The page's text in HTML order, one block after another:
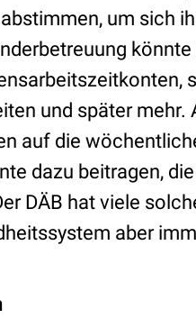
um sich
und später mehr.
auf die
dazu beitragen,
DÄB hat viele
aber